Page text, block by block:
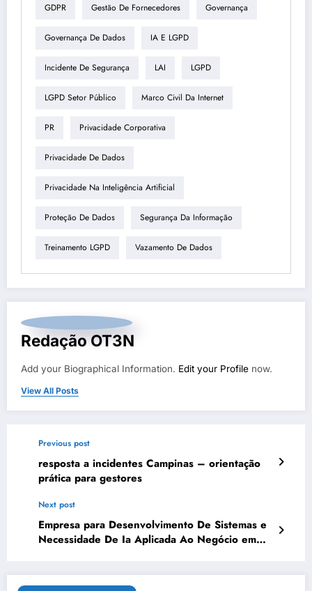
GDPR Gestão De Fornecedores Governança
Governança De Dados IA E LGPD
Incidente De Segurança LAI LGPD
LGPD Setor Público Marco Civil Da Internet
PR Privacidade Corporativa
Privacidade De Dados
Privacidade Na Inteligência Artificial
Proteção De Dados Segurança Da Informação
Treinamento LGPD Vazamento De Dados
Redação OT3N
Add your Biographical Information. Edit your Profile now.
View All Posts
Previous post
resposta a incidentes Campinas – orientação
prática para gestores
Next post
Empresa para Desenvolvimento De Sistemas e
Necessidade De Ia Aplicada Ao Negócio em